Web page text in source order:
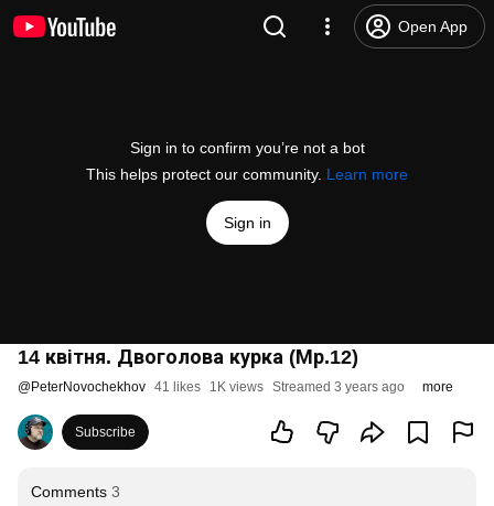
Open App
Sign in to confirm you’re not a bot
This helps protect our community. Learn more
Sign in
14 квітня. Двоголова курка (Мр.12)
@PeterNovochekhov 41 likes 1K views Streamed 3 years ago more
Subscribe
Comments 3